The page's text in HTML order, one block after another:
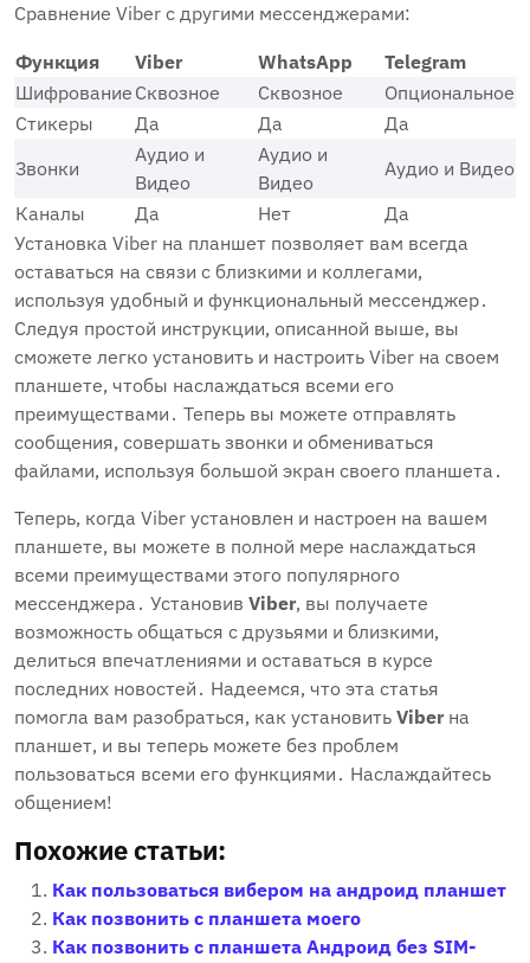
Сравнение Viber с другими мессенджерами:
Функция Viber WhatsApp
Telegram
Шифрование Сквозное Сквозное
Опциональное
Стикеры
Да Да
Да
Звонки
Аудио и
Видео
Аудио и
Видео
Аудио и Видео
Каналы
Да Нет
Да
Установка Viber на планшет позволяет вам всегда
оставаться на связи с близкими и коллегами‚
используя удобный и функциональный мессенджер․
Следуя простой инструкции‚ описанной выше‚ вы
сможете легко установить и настроить Viber на своем
планшете‚ чтобы наслаждаться всеми его
преимуществами․ Теперь вы можете отправлять
сообщения‚ совершать звонки и обмениваться
файлами‚ используя большой экран своего планшета․
Теперь‚ когда Viber установлен и настроен на вашем
планшете‚ вы можете в полной мере наслаждаться
всеми преимуществами этого популярного
мессенджера․ Установив Viber‚ вы получаете
возможность общаться с друзьями и близкими‚
делиться впечатлениями и оставаться в курсе
последних новостей․ Надеемся‚ что эта статья
помогла вам разобраться‚ как установить Viber на
планшет‚ и вы теперь можете без проблем
пользоваться всеми его функциями․ Наслаждайтесь
общением!
Похожие статьи:
Как пользоваться вибером на андроид планшет
Как позвонить с планшета моего
Как позвонить с планшета Андроид без SIM-